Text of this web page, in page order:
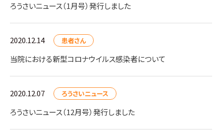
ろうさいニュース（1月号）発行しました
2020.12.14 患者さん
当院における新型コロナウイルス感染者について
2020.12.07 ろうさいニュース
ろうさいニュース（12月号）発行しました